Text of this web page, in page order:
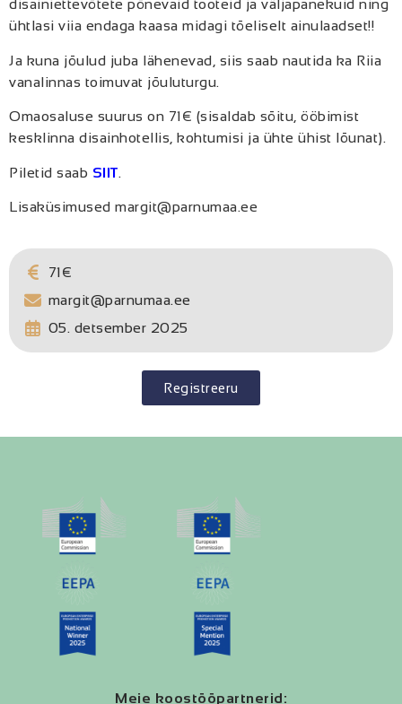
disainiettevõtete põnevaid tooteid ja väljapanekuid ning
ühtlasi viia endaga kaasa midagi tõeliselt ainulaadset!!
Ja kuna jõulud juba lähenevad, siis saab nautida ka Riia
vanalinnas toimuvat jõuluturgu.
Omaosaluse suurus on 71€ (sisaldab sõitu, ööbimist
kesklinna disainhotellis, kohtumisi ja ühte ühist lõunat).
Piletid saab SIIT.
Lisaküsimused margit@parnumaa.ee
71€
margit@parnumaa.ee
05. detsember 2025
Registreeru
Meie koostööpartnerid: